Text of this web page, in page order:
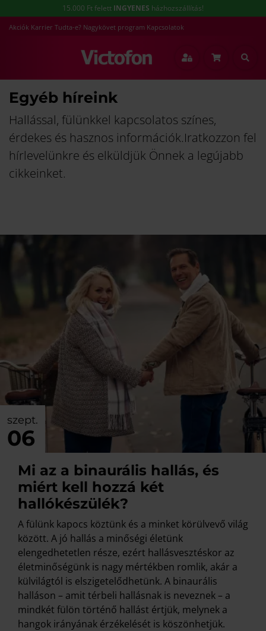
15.000 Ft felett INGYENES házhozszállítás!
Akciók Karrier Tudta-e? Nagykövet program Kapcsolatok
Egyéb híreink
Hallással, fülünkkel kapcsolatos színes,
érdekes és hasznos információk.Iratkozzon fel
hírlevelünkre és elküldjük Önnek a legújabb
cikkeinket.
szept.
06
Mi az a binaurális hallás, és
miért kell hozzá két
hallókészülék?
A fülünk kapocs köztünk és a minket körülvevő világ
között. A jó hallás a minőségi életünk
elengedhetetlen része, ezért hallásvesztéskor az
életminőségünk is nagy mértékben romlik, akár a
külvilágtól is elszigetelődhetünk. A binaurális
halláson – amit térbeli hallásnak is neveznek – a
mindkét fülön történő hallást értjük, melynek a
hangok irányának érzékelését is köszönhetjük.